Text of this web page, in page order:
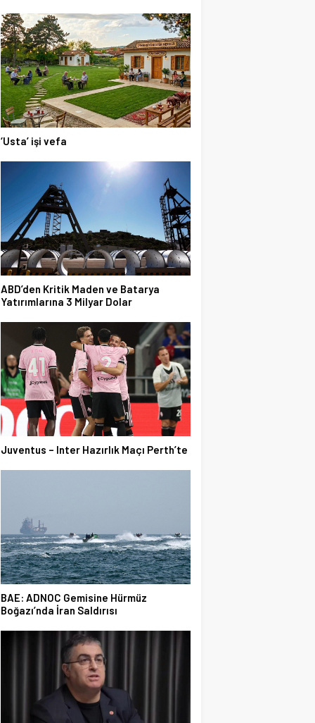
‘Usta’ işi vefa
ABD’den Kritik Maden ve Batarya
Yatırımlarına 3 Milyar Dolar
Juventus – Inter Hazırlık Maçı Perth’te
BAE: ADNOC Gemisine Hürmüz
Boğazı’nda İran Saldırısı